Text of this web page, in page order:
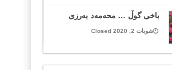
باخی گوڵ … محەمەد بەرزی
شوبات 2, 2020 Closed